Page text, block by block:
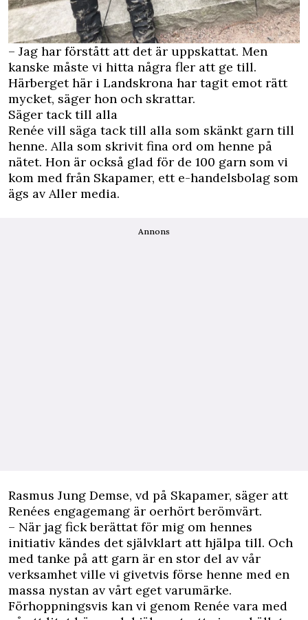
– Jag har förstått att det är uppskattat. Men
kanske måste vi hitta några fler att ge till.
Härberget här i Landskrona har tagit emot rätt
mycket, säger hon och skrattar.
Säger tack till alla
Renée vill säga tack till alla som skänkt garn till
henne. Alla som skrivit fina ord om henne på
nätet. Hon är också glad för de 100 garn som vi
kom med från Skapamer, ett e-handelsbolag som
ägs av Aller media.
Annons
Rasmus Jung Demse, vd på Skapamer, säger att
Renées engagemang är oerhört berömvärt.
– När jag fick berättat för mig om hennes
initiativ kändes det självklart att hjälpa till. Och
med tanke på att garn är en stor del av vår
verksamhet ville vi givetvis förse henne med en
massa nystan av vårt eget varumärke.
Förhoppningsvis kan vi genom Renée vara med